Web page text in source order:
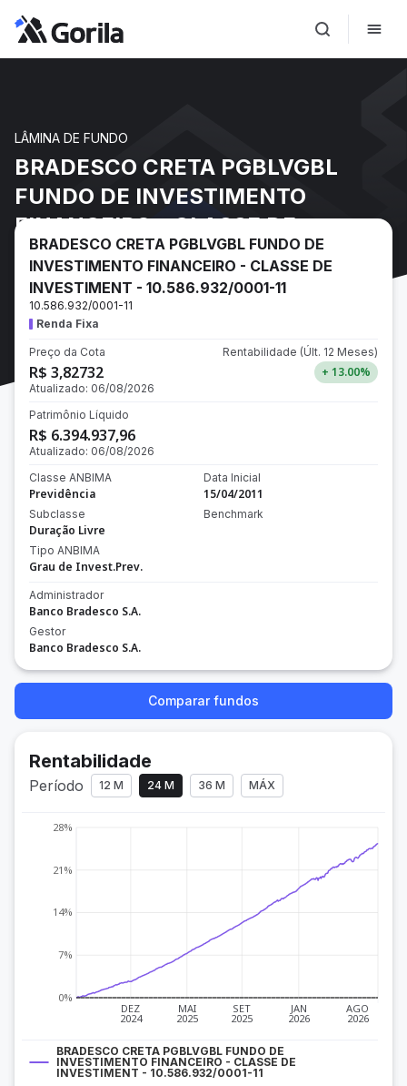
LÂMINA DE FUNDO
BRADESCO CRETA PGBLVGBL
FUNDO DE INVESTIMENTO
FINANCEIRO - CLASSE DE
INVESTIMENT - 10.586.932/0001-
11
BRADESCO CRETA PGBLVGBL FUNDO DE
INVESTIMENTO FINANCEIRO - CLASSE DE
INVESTIMENT - 10.586.932/0001-11
10.586.932/0001-11
Renda Fixa
Preço da Cota
R$ 3,82732
Atualizado: 06/08/2026
Rentabilidade (Últ. 12 Meses)
+ 13.00%
Patrimônio Líquido
R$ 6.394.937,96
Atualizado: 06/08/2026
Classe ANBIMA
Previdência
Subclasse
Duração Livre
Tipo ANBIMA
Grau de Invest.Prev.
Data Inicial
15/04/2011
Benchmark
Administrador
Banco Bradesco S.A.
Gestor
Banco Bradesco S.A.
Comparar fundos
Rentabilidade
Período 12 M 24 M 36 M MÁX
DEZ
2024
MAI
2025
SET
2025
JAN
2026
AGO
2026
0%
7%
14%
21%
28%
BRADESCO CRETA PGBLVGBL FUNDO DE
INVESTIMENTO FINANCEIRO - CLASSE DE
INVESTIMENT - 10.586.932/0001-11